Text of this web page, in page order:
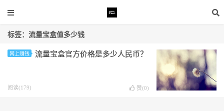
标签：流量宝盒值多少钱
网上赚钱 流量宝盒官方价格是多少人民币？
阅读(179) 赞(0)